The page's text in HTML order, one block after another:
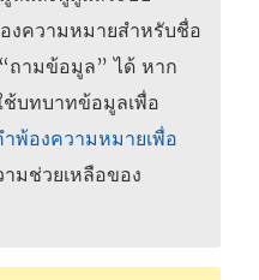
งความหมายสำหรับชื่อ
ถามข้อมูล” ได้ หาก
ช้บทบาทข้อมูลเพื่อ
ำพ้องความหมายเพื่อ
มช่วยเหลือของ